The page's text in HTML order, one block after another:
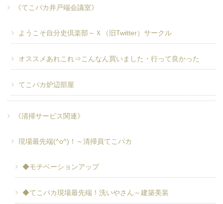
《てこパカ井戸端会議室》
ようこそ自分史倶楽部～Ｘ（旧Twitter）サークル
オススメあれこれ⇒こんなん買いました・行って良かった
てこパカ炉辺部屋
《清掃サービス関連》
現場最先端(^o^)！～清掃員てこパカ
◆モチベーションアップ
◆てこパカ現場最先端！洗いやさん～建築美装